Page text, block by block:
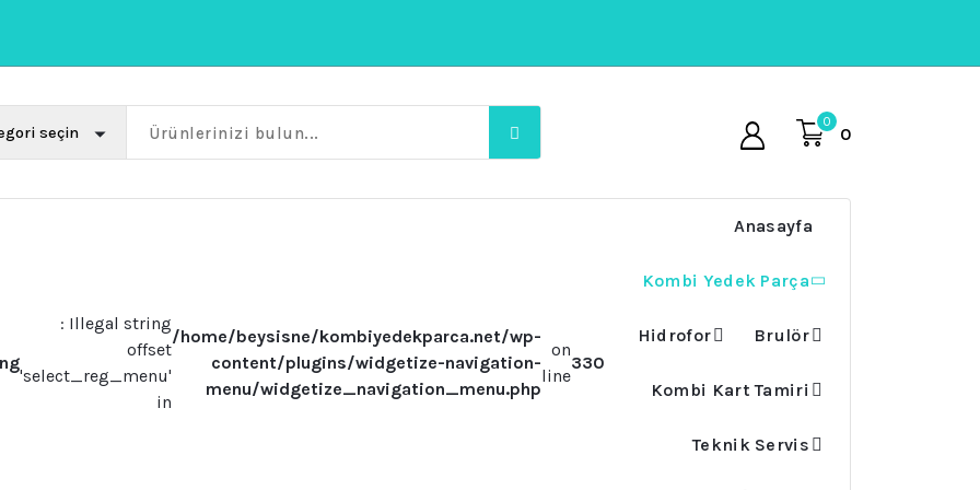
0
0
: Illegal string
offset
'select_reg_menu'
in
/home/beysisne/kombiyedekparca.net/wp-
content/plugins/widgetize-navigation-
menu/widgetize_navigation_menu.php
on
line
330
Anasayfa
Kombi Yedek Parça
Hidrofor Brulör
Kombi Kart Tamiri
Teknik Servis